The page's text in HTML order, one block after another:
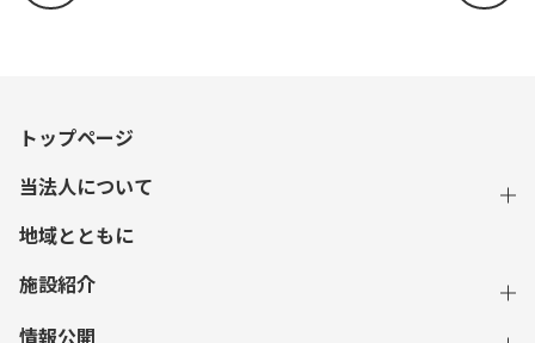
トップページ
当法人について
地域とともに
施設紹介
情報公開